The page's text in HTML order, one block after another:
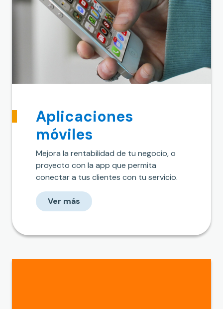
Aplicaciones
móviles
Mejora la rentabilidad de tu negocio, o
proyecto con la app que permita
conectar a tus clientes con tu servicio.
Ver más